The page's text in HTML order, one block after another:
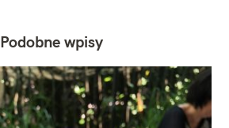
Podobne wpisy